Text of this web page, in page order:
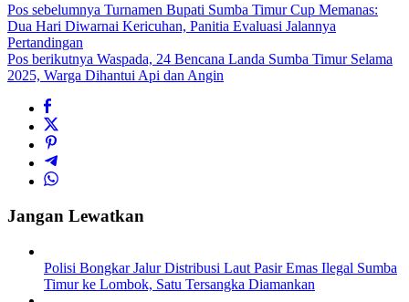
Pos sebelumnya Turnamen Bupati Sumba Timur Cup Memanas:
Dua Hari Diwarnai Kericuhan, Panitia Evaluasi Jalannya
Pertandingan
Pos berikutnya Waspada, 24 Bencana Landa Sumba Timur Selama
2025, Warga Dihantui Api dan Angin
Jangan Lewatkan
Polisi Bongkar Jalur Distribusi Laut Pasir Emas Ilegal Sumba
Timur ke Lombok, Satu Tersangka Diamankan